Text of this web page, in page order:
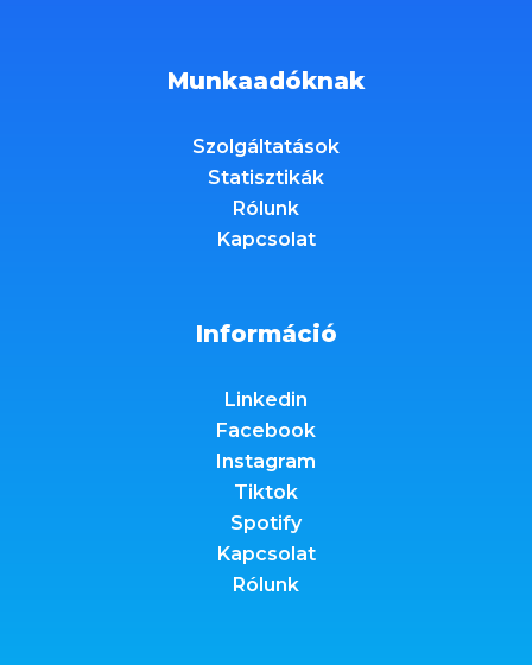
Munkaadóknak
Szolgáltatások
Statisztikák
Rólunk
Kapcsolat
Információ
Linkedin
Facebook
Instagram
Tiktok
Spotify
Kapcsolat
Rólunk